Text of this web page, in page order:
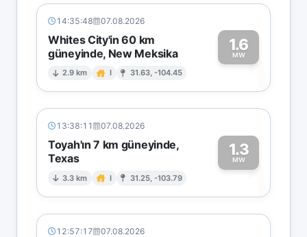
14:35:48 07.08.2026
Whites City'in 60 km
güneyinde, New Meksika
2.9 km I 31.63, -104.45
1.6
MW1
13:38:11 07.08.2026
Toyah'ın 7 km güneyinde,
Texas
3.3 km I 31.25, -103.79
1.3
MW1
12:57:17 07.08.2026